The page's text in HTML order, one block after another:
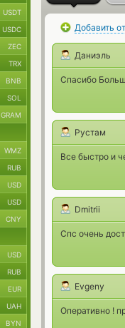
Добавить
Даниэль
Спасибо
Рустам
Все быстро и
Dmitrii
Спс очень
Evgeny
Оперативно !
USDT
USDC
ZEC
TRX
BNB
SOL
GRAM
WMZ
RUB
USD
USD
CNY
USD
RUB
EUR
UAH
BYN